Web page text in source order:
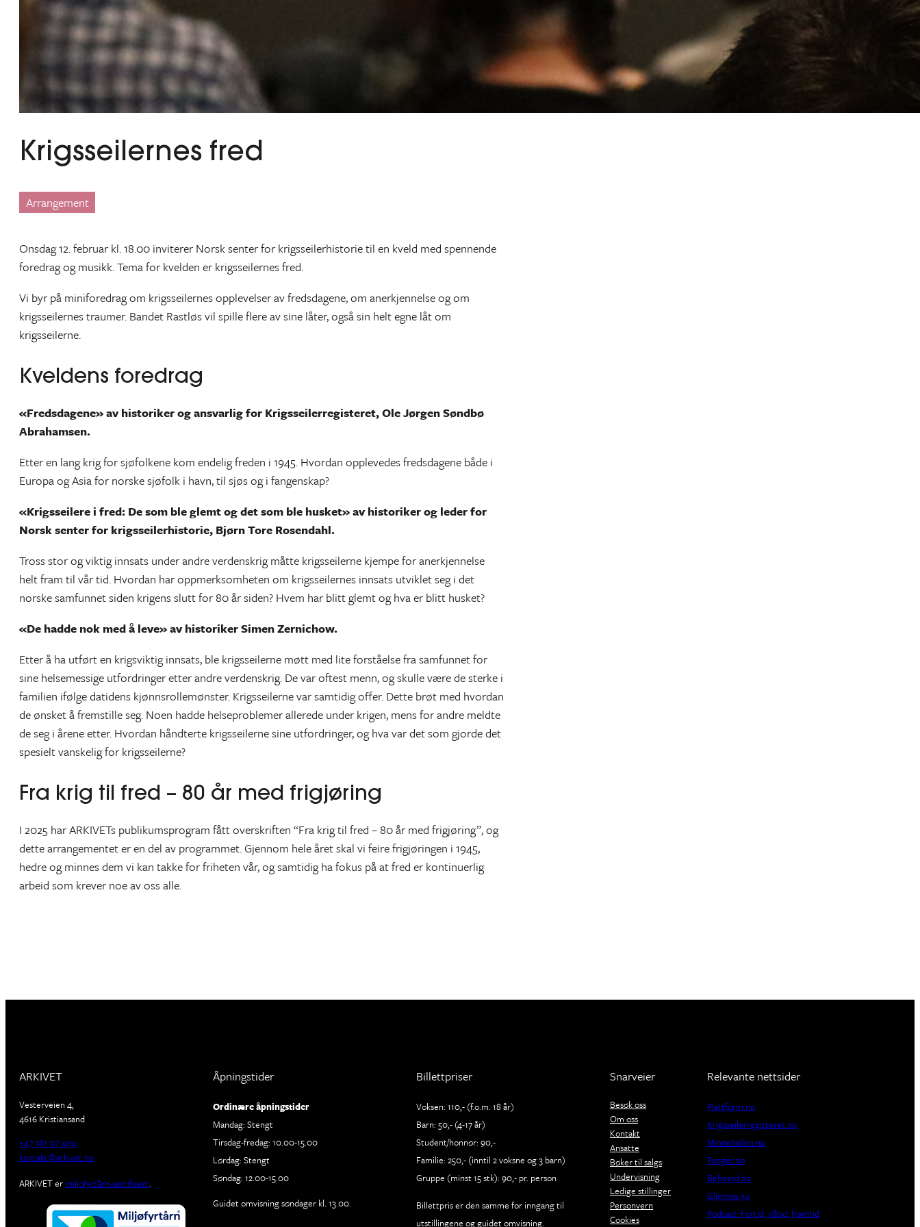
Krigsseilernes fred
Arrangement
Onsdag 12. februar kl. 18.00 inviterer Norsk senter for krigsseilerhistorie til en kveld med spennende
foredrag og musikk. Tema for kvelden er krigsseilernes fred.
Vi byr på miniforedrag om krigsseilernes opplevelser av fredsdagene, om anerkjennelse og om
krigsseilernes traumer. Bandet Rastløs vil spille flere av sine låter, også sin helt egne låt om
krigsseilerne.
Kveldens foredrag
«Fredsdagene» av historiker og ansvarlig for Krigsseilerregisteret, Ole Jørgen Søndbø
Abrahamsen.
Etter en lang krig for sjøfolkene kom endelig freden i 1945. Hvordan opplevedes fredsdagene både i
Europa og Asia for norske sjøfolk i havn, til sjøs og i fangenskap?
«Krigsseilere i fred: De som ble glemt og det som ble husket» av historiker og leder for
Norsk senter for krigsseilerhistorie, Bjørn Tore Rosendahl.
Tross stor og viktig innsats under andre verdenskrig måtte krigsseilerne kjempe for anerkjennelse
helt fram til vår tid. Hvordan har oppmerksomheten om krigsseilernes innsats utviklet seg i det
norske samfunnet siden krigens slutt for 80 år siden? Hvem har blitt glemt og hva er blitt husket?
«De hadde nok med å leve» av historiker Simen Zernichow.
Etter å ha utført en krigsviktig innsats, ble krigsseilerne møtt med lite forståelse fra samfunnet for
sine helsemessige utfordringer etter andre verdenskrig. De var oftest menn, og skulle være de sterke i
familien ifølge datidens kjønnsrollemønster. Krigsseilerne var samtidig offer. Dette brøt med hvordan
de ønsket å fremstille seg. Noen hadde helseproblemer allerede under krigen, mens for andre meldte
de seg i årene etter. Hvordan håndterte krigsseilerne sine utfordringer, og hva var det som gjorde det
spesielt vanskelig for krigsseilerne?
Fra krig til fred – 80 år med frigjøring
I 2025 har ARKIVETs publikumsprogram fått overskriften “Fra krig til fred – 80 år med frigjøring”, og
dette arrangementet er en del av programmet. Gjennom hele året skal vi feire frigjøringen i 1945,
hedre og minnes dem vi kan takke for friheten vår, og samtidig ha fokus på at fred er kontinuerlig
arbeid som krever noe av oss alle.
ARKIVET
Vesterveien 4,
4616 Kristiansand
+47 381 07 400
kontakt@arkivet.no
ARKIVET er miljøfyrtårn-sertifisert.
Åpningstider
Ordinære åpningstider
Mandag: Stengt
Tirsdag-fredag: 10.00-15.00
Lørdag: Stengt
Søndag: 12.00-15.00
Guidet omvisning søndager kl. 13.00.
Billettpriser
Voksen: 110,- (f.o.m. 18 år)
Barn: 50,- (4-17 år)
Student/honnør: 90,-
Familie: 250,- (inntil 2 voksne og 3 barn)
Gruppe (minst 15 stk): 90,- pr. person
Billettpris er den samme for inngang til
utstillingene og guidet omvisning.
Snarveier
Besøk oss
Om oss
Kontakt
Ansatte
Bøker til salgs
Undervisning
Ledige stillinger
Personvern
Cookies
Relevante nettsider
Plattform.no
Krigsseilerregisteret.no
Minnehallen.no
Fanger.no
Beheard.no
Glimtvis.no
Podcast: Fortid, nåtid, framtid